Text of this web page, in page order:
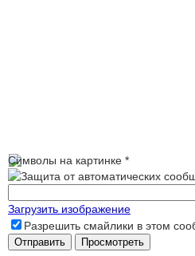
Символы на картинке *
Загрузить изображение
Разрешить смайлики в этом